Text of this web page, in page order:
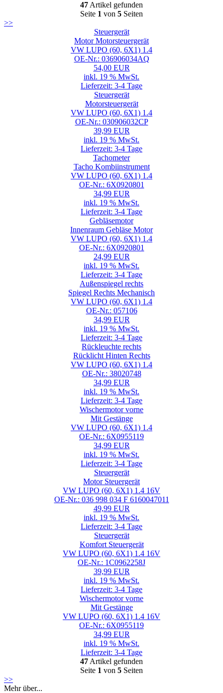
47 Artikel gefunden
Seite 1 von 5 Seiten
>>
Steuergerät
Motor Motorsteuergerät
VW LUPO (60, 6X1) 1.4
OE-Nr.: 036906034AQ
54,00 EUR
inkl. 19 % MwSt.
Lieferzeit: 3-4 Tage
Steuergerät
Motorsteuergerät
VW LUPO (60, 6X1) 1.4
OE-Nr.: 030906032CP
39,99 EUR
inkl. 19 % MwSt.
Lieferzeit: 3-4 Tage
Tachometer
Tacho Kombiinstrument
VW LUPO (60, 6X1) 1.4
OE-Nr.: 6X0920801
34,99 EUR
inkl. 19 % MwSt.
Lieferzeit: 3-4 Tage
Gebläsemotor
Innenraum Gebläse Motor
VW LUPO (60, 6X1) 1.4
OE-Nr.: 6X0920801
24,99 EUR
inkl. 19 % MwSt.
Lieferzeit: 3-4 Tage
Außenspiegel rechts
Spiegel Rechts Mechanisch
VW LUPO (60, 6X1) 1.4
OE-Nr.: 057106
34,99 EUR
inkl. 19 % MwSt.
Lieferzeit: 3-4 Tage
Rückleuchte rechts
Rücklicht Hinten Rechts
VW LUPO (60, 6X1) 1.4
OE-Nr.: 38020748
34,99 EUR
inkl. 19 % MwSt.
Lieferzeit: 3-4 Tage
Wischermotor vorne
Mit Gestänge
VW LUPO (60, 6X1) 1.4
OE-Nr.: 6X0955119
34,99 EUR
inkl. 19 % MwSt.
Lieferzeit: 3-4 Tage
Steuergerät
Motor Steuergerät
VW LUPO (60, 6X1) 1.4 16V
OE-Nr.: 036 998 034 F 6160047011
49,99 EUR
inkl. 19 % MwSt.
Lieferzeit: 3-4 Tage
Steuergerät
Komfort Steuergerät
VW LUPO (60, 6X1) 1.4 16V
OE-Nr.: 1C0962258J
39,99 EUR
inkl. 19 % MwSt.
Lieferzeit: 3-4 Tage
Wischermotor vorne
Mit Gestänge
VW LUPO (60, 6X1) 1.4 16V
OE-Nr.: 6X0955119
34,99 EUR
inkl. 19 % MwSt.
Lieferzeit: 3-4 Tage
47 Artikel gefunden
Seite 1 von 5 Seiten
>>
Mehr über...